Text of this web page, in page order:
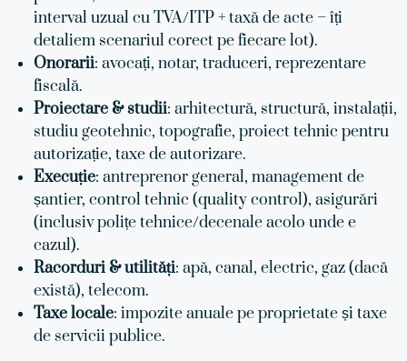
interval uzual cu TVA/ITP + taxă de acte – îți
detaliem scenariul corect pe fiecare lot).
Onorarii: avocați, notar, traduceri, reprezentare
fiscală.
Proiectare & studii: arhitectură, structură, instalații,
studiu geotehnic, topografie, proiect tehnic pentru
autorizație, taxe de autorizare.
Execuție: antreprenor general, management de
șantier, control tehnic (quality control), asigurări
(inclusiv polițe tehnice/decenale acolo unde e
cazul).
Racorduri & utilități: apă, canal, electric, gaz (dacă
există), telecom.
Taxe locale: impozite anuale pe proprietate și taxe
de servicii publice.